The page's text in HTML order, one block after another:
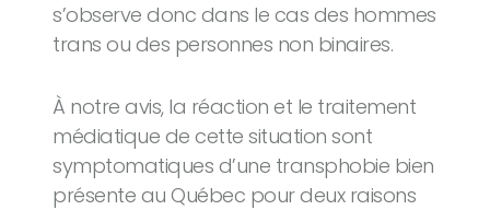
s’observe donc dans le cas des hommes
trans ou des personnes non binaires.
À notre avis, la réaction et le traitement
médiatique de cette situation sont
symptomatiques d’une transphobie bien
présente au Québec pour deux raisons